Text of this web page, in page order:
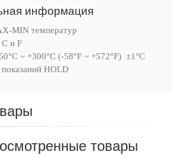
информация
MIN температур
и F
~ +300°С (-58°F ~ +572°F) ±1°С
HOLD
товары